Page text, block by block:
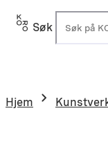
Hopp
Søk
Hjem